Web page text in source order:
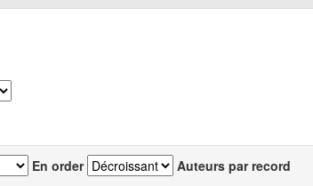
En order Auteurs par record